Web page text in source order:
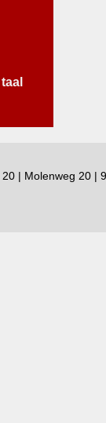
20 | Molenweg 20 |